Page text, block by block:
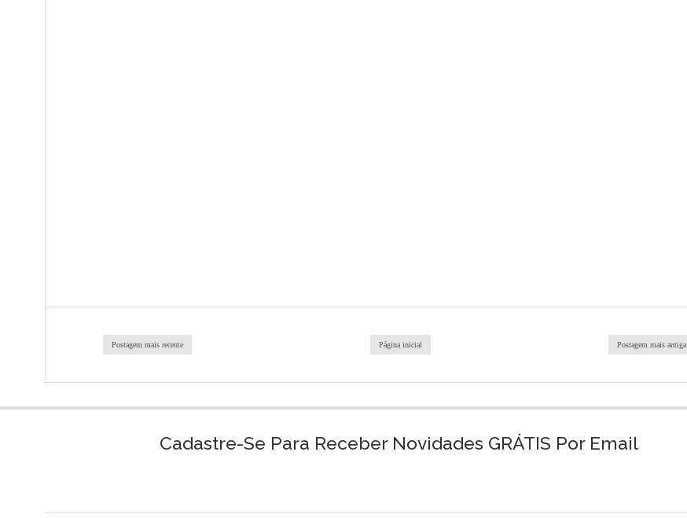
Postagem mais recente Postagem mais antiga
Página inicial
Cadastre-Se Para Receber Novidades GRÁTIS Por Email